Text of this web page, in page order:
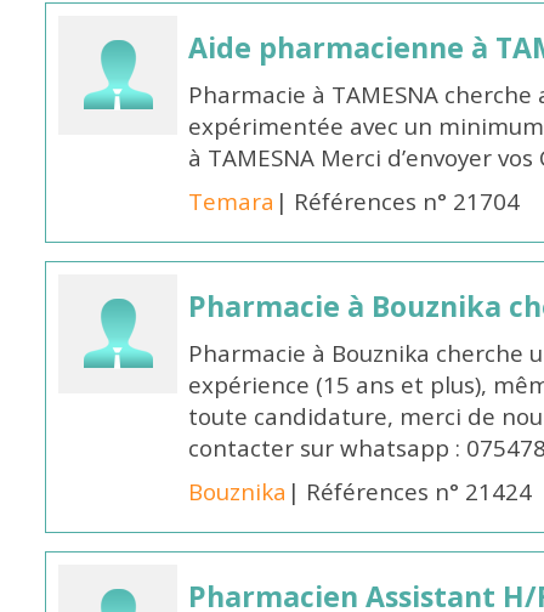
Aide pharmacienne à
Pharmacie à TAMESNA
expérimentée avec un
à TAMESNA Merci d’envoyer
Temara | Références n° 21704
Pharmacie à Bouznika
Pharmacie à Bouznika cherche
expérience (15 ans et plus),
toute candidature, merci de
contacter sur whatsapp :
Bouznika | Références n° 21424
Pharmacien Assistant